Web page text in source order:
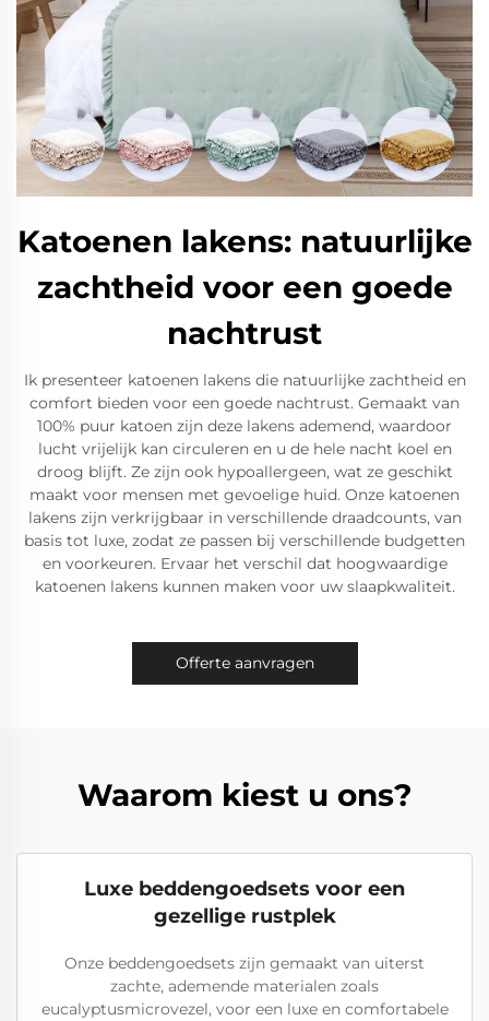
Katoenen lakens: natuurlijke
zachtheid voor een goede
nachtrust
Ik presenteer katoenen lakens die natuurlijke zachtheid en
comfort bieden voor een goede nachtrust. Gemaakt van
100% puur katoen zijn deze lakens ademend, waardoor
lucht vrijelijk kan circuleren en u de hele nacht koel en
droog blijft. Ze zijn ook hypoallergeen, wat ze geschikt
maakt voor mensen met gevoelige huid. Onze katoenen
lakens zijn verkrijgbaar in verschillende draadcounts, van
basis tot luxe, zodat ze passen bij verschillende budgetten
en voorkeuren. Ervaar het verschil dat hoogwaardige
katoenen lakens kunnen maken voor uw slaapkwaliteit.
Offerte aanvragen
Waarom kiest u ons?
Luxe beddengoedsets voor een
gezellige rustplek
Onze beddengoedsets zijn gemaakt van uiterst
zachte, ademende materialen zoals
eucalyptusmicrovezel, voor een luxe en comfortabele